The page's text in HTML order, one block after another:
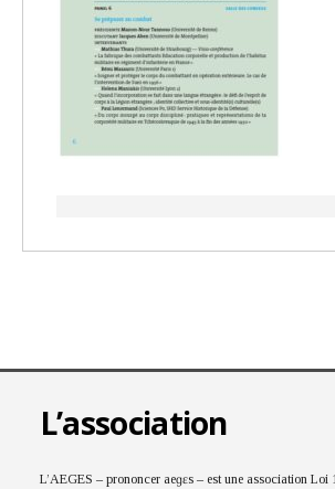
L’association
L’AEGES – prononcer aeɡɛs – est une association Loi